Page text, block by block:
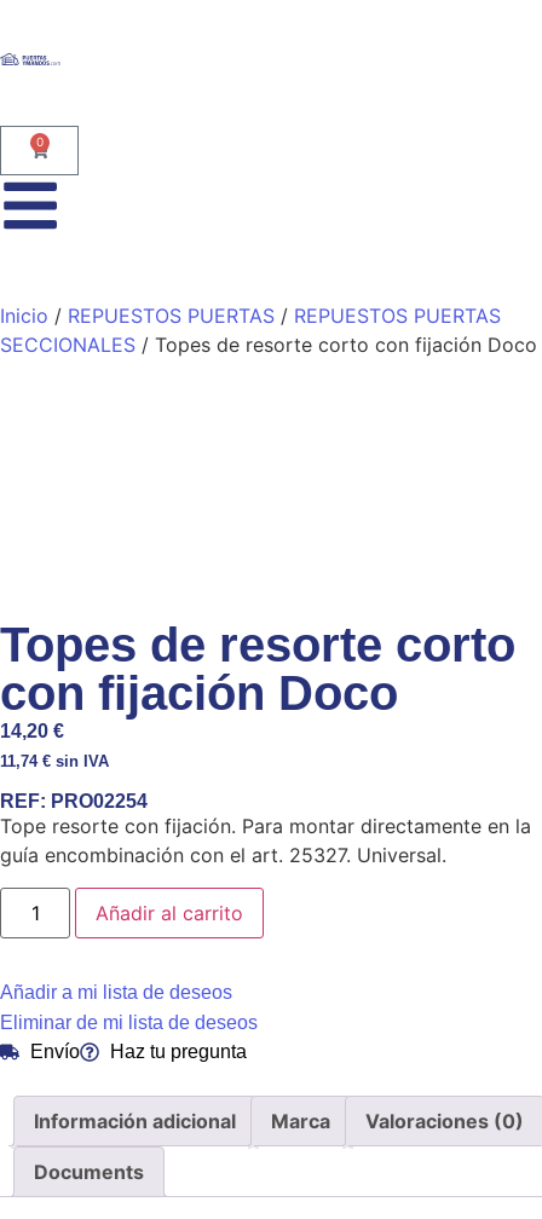
0
Inicio / REPUESTOS PUERTAS / REPUESTOS PUERTAS
SECCIONALES / Topes de resorte corto con fijación Doco
Topes de resorte corto
con fijación Doco
14,20 €
11,74 € sin IVA
REF: PRO02254
Tope resorte con fijación. Para montar directamente en la
guía encombinación con el art. 25327. Universal.
Añadir al carrito
Añadir a mi lista de deseos
Eliminar de mi lista de deseos
Envío
Haz tu pregunta
Información adicional Marca Valoraciones (0)
Documents